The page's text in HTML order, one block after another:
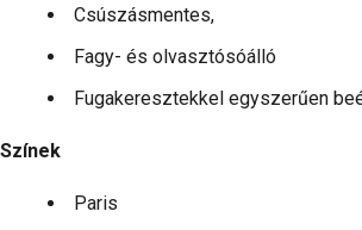
Csúszásmentes,
Fagy- és olvasztósóálló
Fugakeresztekkel egyszerűen
Színek
Paris